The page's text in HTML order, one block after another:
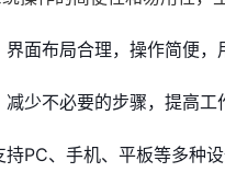
界面布局合理，操作简便，
减少不必要的步骤，提高工
持PC、手机、平板等多种